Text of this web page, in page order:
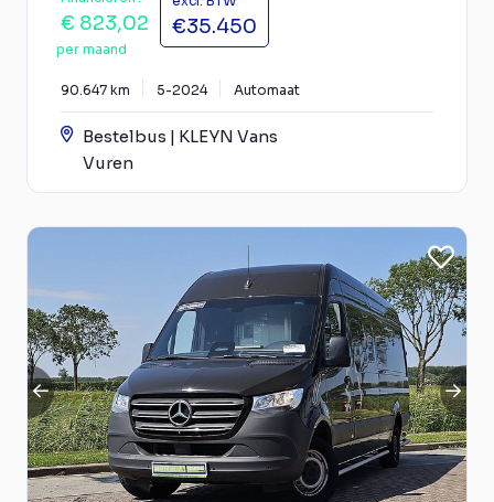
€ 823,02
per maand
€35.450
90.647 km 5-2024 Automaat
Bestelbus | KLEYN Vans
Vuren